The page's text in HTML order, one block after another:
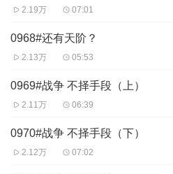
2.19万 07:01
0968#还有天阶？
2.13万 05:53
0969#战争 不择手段（上）
2.11万 06:39
0970#战争 不择手段（下）
2.12万 07:02